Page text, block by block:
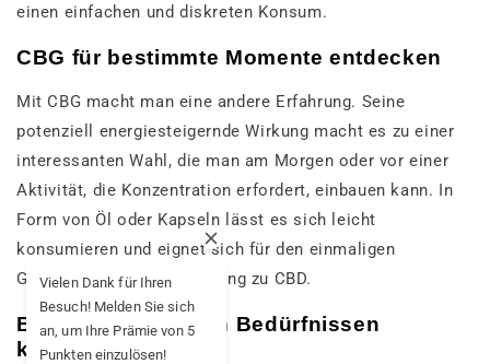
einen einfachen und diskreten Konsum.
CBG für bestimmte Momente entdecken
Mit CBG macht man eine andere Erfahrung. Seine
potenziell energiesteigernde Wirkung macht es zu einer
interessanten Wahl, die man am Morgen oder vor einer
Aktivität, die Konzentration erfordert, einbauen kann. In
Form von Öl oder Kapseln lässt es sich leicht
konsumieren und eignet sich für den einmaligen
Gebrauch oder als Ergänzung zu CBD.
Beides nach deinen Bedürfnissen
kombinieren
Vielen Dank für Ihren
Besuch! Melden Sie sich
an, um Ihre Prämie von 5
Punkten einzulösen!